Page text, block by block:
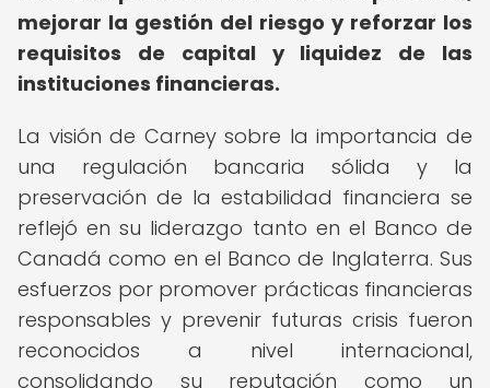
mejorar la gestión del riesgo y reforzar los
requisitos de capital y liquidez de las
instituciones financieras.
La visión de Carney sobre la importancia de
una regulación bancaria sólida y la
preservación de la estabilidad financiera se
reflejó en su liderazgo tanto en el Banco de
Canadá como en el Banco de Inglaterra. Sus
esfuerzos por promover prácticas financieras
responsables y prevenir futuras crisis fueron
reconocidos a nivel internacional,
consolidando su reputación como un